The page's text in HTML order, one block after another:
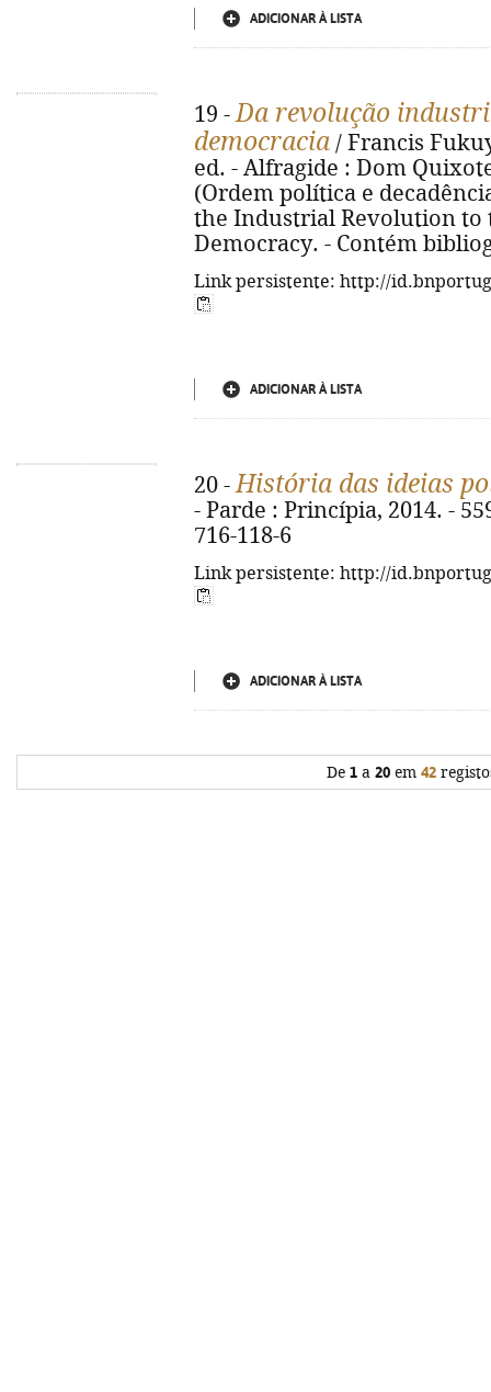
ADICIONAR À LISTA
19 -Da revolução
democracia / Francis
ed. - Alfragide : Dom
(Ordem política e
the Industrial Revolution to
Democracy. - Contém
Link persistente: http://
ADICIONAR À LISTA
20 -História das ideias
- Parde : Princípia, 2014. -
716-118-6
Link persistente: http://
ADICIONAR À LISTA
De 1a 20em 42